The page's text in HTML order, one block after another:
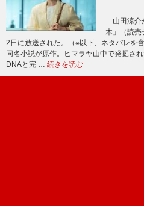
山田涼介
木」（読売
2日に放送された。（※以下、ネタバレ
同名小説が原作。ヒマラヤ山中で発掘さ
DNAと完 … 続きを読む